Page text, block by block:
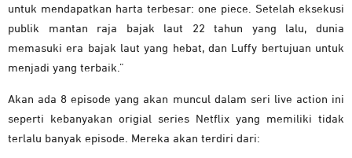
untuk mendapatkan harta terbesar: one piece. Setelah eksekusi
publik mantan raja bajak laut 22 tahun yang lalu, dunia
memasuki era bajak laut yang hebat, dan Luffy bertujuan untuk
menjadi yang terbaik.”
Akan ada 8 episode yang akan muncul dalam seri live action ini
seperti kebanyakan origial series Netflix yang memiliki tidak
terlalu banyak episode. Mereka akan terdiri dari: